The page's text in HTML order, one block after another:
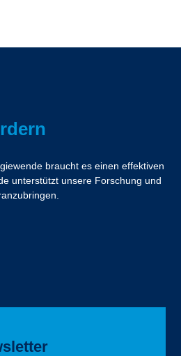
braucht es einen effektiven
unterstützt unsere Forschung und